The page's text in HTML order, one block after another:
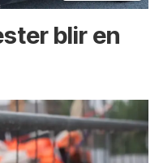
blir en